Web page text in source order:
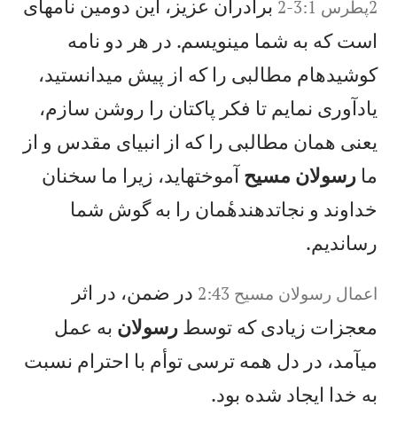
2پطرس 3:1-2
برادران عزيز، اين دومين نامهای
است كه به شما مینويسم. در هر دو نامه
كوشيدهام مطالبی را كه از پيش میدانستيد،
يادآوری نمايم تا فكر پاكتان را روشن سازم،
يعنی همان مطالبی را كه از انبيای مقدس و از
مارسولان مسيح آموختهايد، زيرا ما سخنان
خداوند و نجاتدهندهٔمان را به گوش شما
رسانديم.
اعمال‌ رسولان‌ مسيح‌‌ 2:43
در ضمن، در اثر
معجزات زيادی كه توسطرسولان به عمل
میآمد، در دل همه ترسی توأم با احترام نسبت
به خدا ايجاد شده بود.